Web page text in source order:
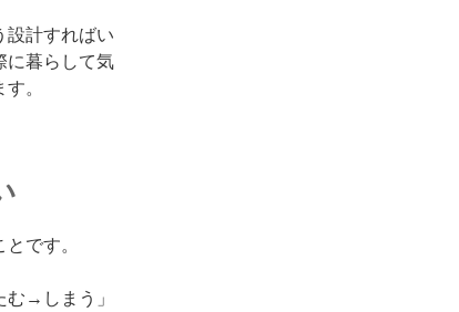
設計すればい
に暮らして気
。
です。
→しまう」